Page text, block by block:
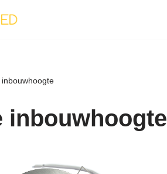
inbouwhoogte
inbouwhoogte